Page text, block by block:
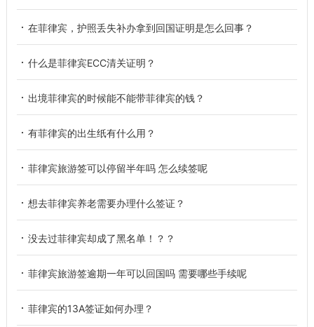
在菲律宾，护照丢失补办拿到回国证明是怎么回事？
什么是菲律宾ECC清关证明？
出境菲律宾的时候能不能带菲律宾的钱？
有菲律宾的出生纸有什么用？
菲律宾旅游签可以停留半年吗 怎么续签呢
想去菲律宾养老需要办理什么签证？
没去过菲律宾却成了黑名单！？？
菲律宾旅游签逾期一年可以回国吗 需要哪些手续呢
菲律宾的13A签证如何办理？